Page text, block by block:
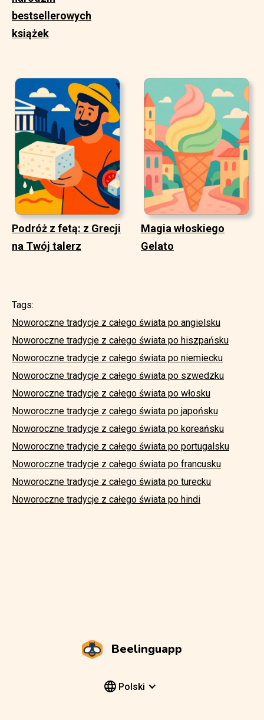
bestsellerowych
książek
Podróż z fetą: z Grecji
na Twój talerz
Magia włoskiego
Gelato
Tags:
Noworoczne tradycje z całego świata po angielsku
Noworoczne tradycje z całego świata po hiszpańsku
Noworoczne tradycje z całego świata po niemiecku
Noworoczne tradycje z całego świata po szwedzku
Noworoczne tradycje z całego świata po włosku
Noworoczne tradycje z całego świata po japońsku
Noworoczne tradycje z całego świata po koreańsku
Noworoczne tradycje z całego świata po portugalsku
Noworoczne tradycje z całego świata po francusku
Noworoczne tradycje z całego świata po turecku
Noworoczne tradycje z całego świata po hindi
Beelinguapp
Polski